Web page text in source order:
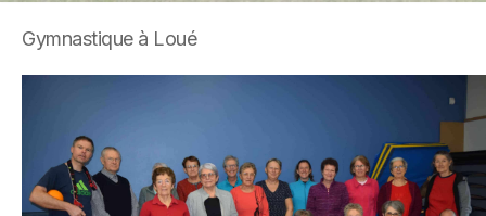
Gymnastique à Loué